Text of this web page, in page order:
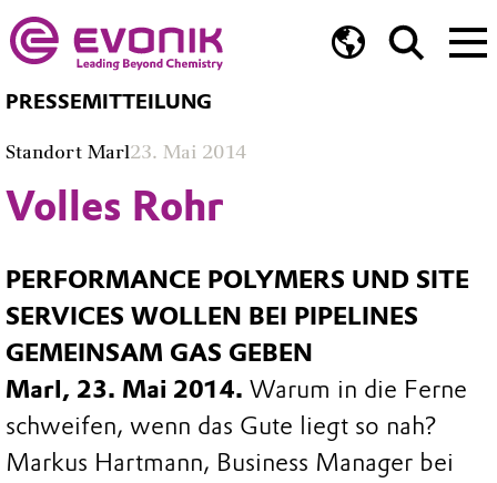
PRESSEMITTEILUNG
Standort Marl23. Mai 2014
Volles Rohr
PERFORMANCE POLYMERS UND SITE
SERVICES WOLLEN BEI PIPELINES
GEMEINSAM GAS GEBEN
Marl, 23. Mai 2014. Warum in die Ferne
schweifen, wenn das Gute liegt so nah?
Markus Hartmann, Business Manager bei